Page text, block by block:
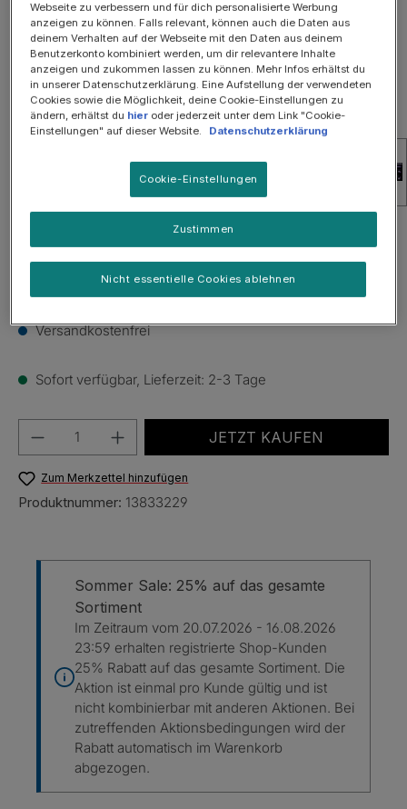
Inhalt:1700 Gramm(1,31 € / 100 Gramm)
Preise inkl. MwSt. zzgl. Versandkosten
Versandkostenfrei
Sofort verfügbar, Lieferzeit: 2-3 Tage
Produkt Anzahl: Gib den gewünschten
JETZT KAUFEN
Zum Merkzettel hinzufügen
Produktnummer: 13833229
Sommer Sale: 25% auf das gesamte
Sortiment
Im Zeitraum vom 20.07.2026 - 16.08.2026
23:59 erhalten registrierte Shop-Kunden
25% Rabatt auf das gesamte Sortiment. Die
Aktion ist einmal pro Kunde gültig und ist
nicht kombinierbar mit anderen Aktionen. Bei
zutreffenden Aktionsbedingungen wird der
Rabatt automatisch im Warenkorb
abgezogen.
Webseite zu verbessern und für dich personalisierte Werbung
anzeigen zu können. Falls relevant, können auch die Daten aus
deinem Verhalten auf der Webseite mit den Daten aus deinem
Benutzerkonto kombiniert werden, um dir relevantere Inhalte
anzeigen und zukommen lassen zu können. Mehr Infos erhältst du
in unserer Datenschutzerklärung. Eine Aufstellung der verwendeten
Cookies sowie die Möglichkeit, deine Cookie-Einstellungen zu
ändern, erhältst du hier oder jederzeit unter dem Link "Cookie-
Einstellungen" auf dieser Website.
Datenschutzerklärung
Cookie-Einstellungen
Nicht essentielle Cookies ablehnen
Zustimmen